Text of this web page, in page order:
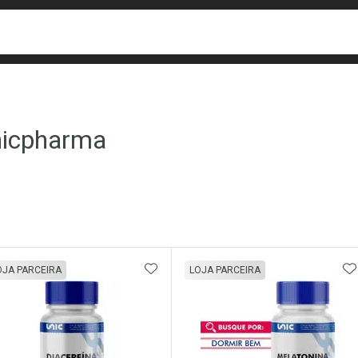
PARCEIRA ADICIONAR AOS FAVORITOS
LOJA PARCEIRA